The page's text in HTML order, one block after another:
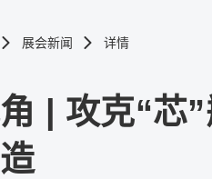
展会新闻 详情
| 攻克“芯